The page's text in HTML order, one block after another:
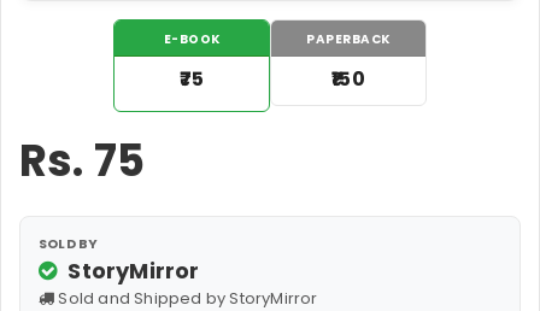
E-BOOK
₹75
PAPERBACK
₹150
Rs. 75
SOLD BY
StoryMirror
Sold and Shipped by StoryMirror